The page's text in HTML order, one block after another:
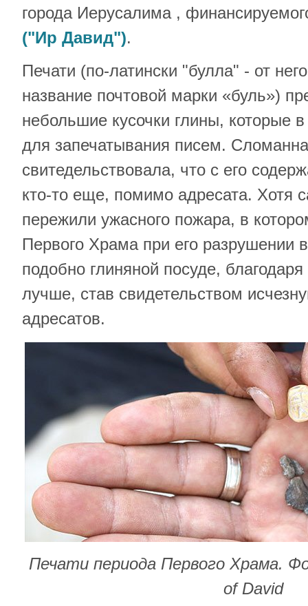
города Иерусалима ,
("Ир Давид").
Печати (по-латински "булла" - от
название почтовой марки «буль»)
небольшие кусочки глины, которые
для запечатывания писем.
свитедельствовала, что с его
кто-то еще, помимо адресата. Хотя
пережили ужасного пожара, в
Первого Храма при его разрушении
подобно глиняной посуде,
лучше, став свидетельством
адресатов.
Печати периода Первого Храма.
of David